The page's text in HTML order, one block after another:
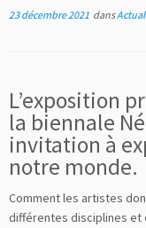
23 décembre 2021 dans
L’exposition
la biennale
invitation à
notre monde.
Comment les artistes
différentes disciplines et